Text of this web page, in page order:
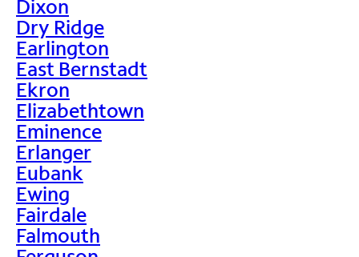
Dixon
Dry Ridge
Earlington
East Bernstadt
Ekron
Elizabethtown
Eminence
Erlanger
Eubank
Ewing
Fairdale
Falmouth